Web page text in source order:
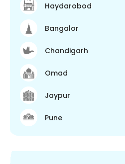
Haydarobod
Bangalor
Chandigarh
Omad
Jaypur
Pune